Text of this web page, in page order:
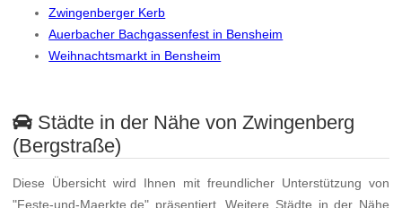
Zwingenberger Kerb
Auerbacher Bachgassenfest in Bensheim
Weihnachtsmarkt in Bensheim
Städte in der Nähe von Zwingenberg
(Bergstraße)
Diese Übersicht wird Ihnen mit freundlicher Unterstützung von
"Feste-und-Maerkte.de" präsentiert. Weitere Städte in der Nähe